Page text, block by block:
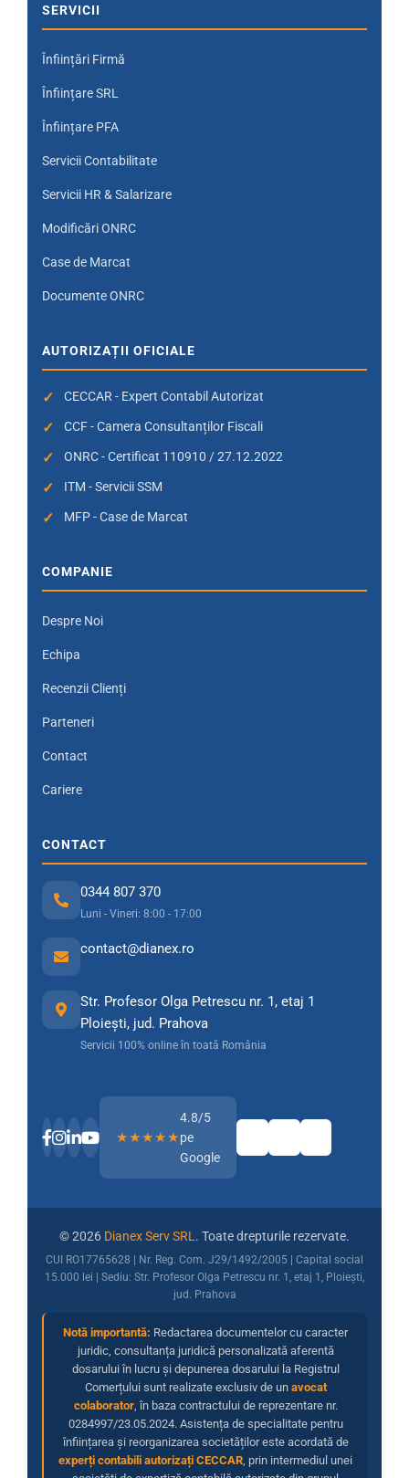
SERVICII
Înființări Firmă
Înființare SRL
Înființare PFA
Servicii Contabilitate
Servicii HR & Salarizare
Modificări ONRC
Case de Marcat
Documente ONRC
AUTORIZAȚII OFICIALE
CECCAR - Expert Contabil Autorizat
CCF - Camera Consultanților Fiscali
ONRC - Certificat 110910 / 27.12.2022
ITM - Servicii SSM
MFP - Case de Marcat
COMPANIE
Despre Noi
Echipa
Recenzii Clienți
Parteneri
Contact
Cariere
CONTACT
0344 807 370
Luni - Vineri: 8:00 - 17:00
contact@dianex.ro
Str. Profesor Olga Petrescu nr. 1, etaj 1
Ploiești, jud. Prahova
Servicii 100% online în toată România
★★★★★
4.8/5
pe
Google
© 2026 Dianex Serv SRL. Toate drepturile rezervate.
CUI RO17765628 | Nr. Reg. Com. J29/1492/2005 | Capital social
15.000 lei | Sediu: Str. Profesor Olga Petrescu nr. 1, etaj 1, Ploiești,
jud. Prahova
Notă importantă: Redactarea documentelor cu caracter
juridic, consultanța juridică personalizată aferentă
dosarului în lucru și depunerea dosarului la Registrul
Comerțului sunt realizate exclusiv de un avocat
colaborator, în baza contractului de reprezentare nr.
0284997/23.05.2024. Asistența de specialitate pentru
înființarea și reorganizarea societăților este acordată de
experți contabili autorizați CECCAR, prin intermediul unei